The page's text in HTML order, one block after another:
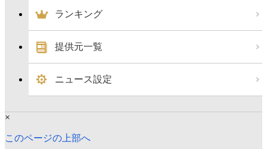
ランキング
提供元一覧
ニュース設定
×
このページの上部へ